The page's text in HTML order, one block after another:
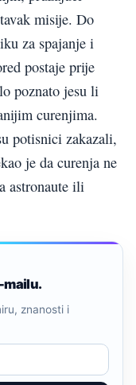
misije. Do
za spajanje i
postaje prije
poznato jesu li
curenjima.
potisnici zakazali,
je da curenja ne
astronaute ili
mailu.
znanosti i